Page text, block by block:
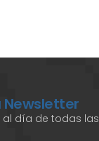
día de todas las